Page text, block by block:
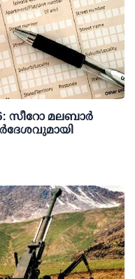
സീറോ മലബാർ